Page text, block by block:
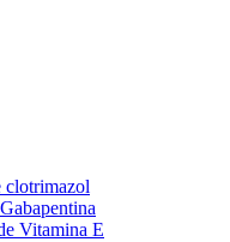
clotrimazol
Vitamina E